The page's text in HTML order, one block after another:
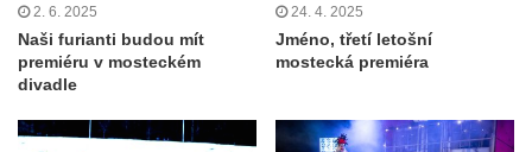
2. 6. 2025
Naši furianti budou mít
premiéru v mosteckém
divadle
24. 4. 2025
Jméno, třetí letošní
mostecká premiéra